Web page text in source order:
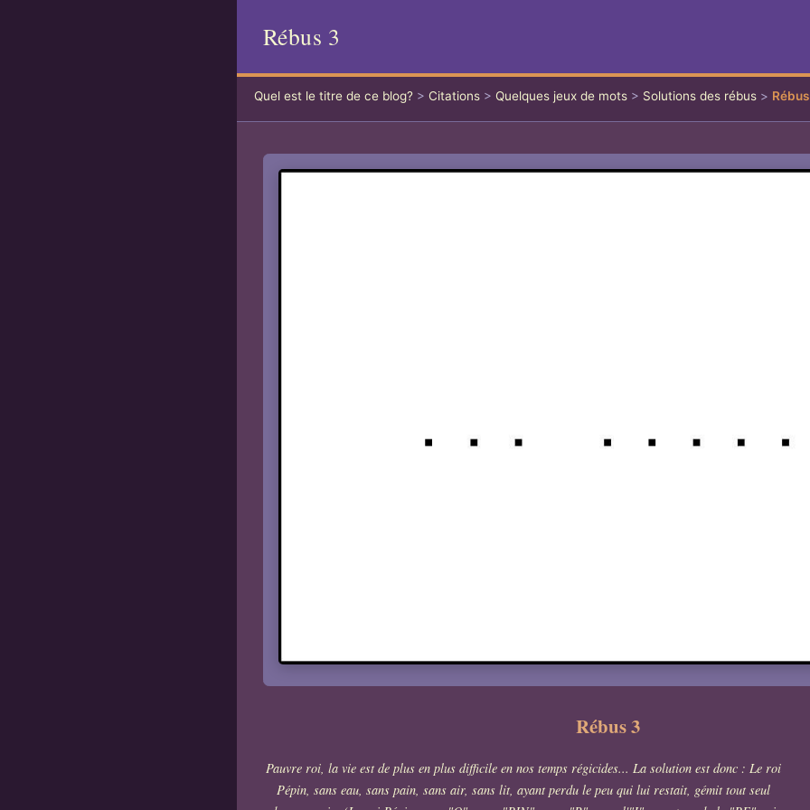
Rébus 3
Quel est le titre de ce blog? >Citations >Quelques jeux de mots > Solutions des rébus >
Rébus 3
Pauvre roi, la vie est de plus en plus difficile en nos temps régicides... La solution est donc : Le roi
Pépin, sans eau, sans pain, sans air, sans lit, ayant perdu le peu qui lui restait, gémit tout seul